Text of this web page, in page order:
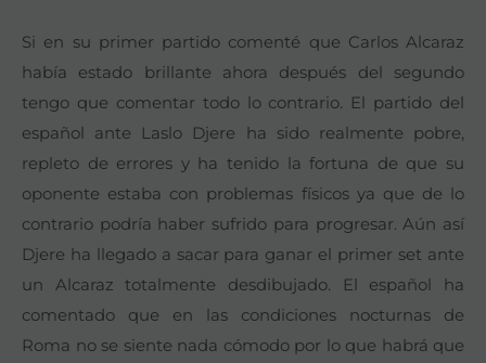
Si en su primer partido comenté que Carlos Alcaraz
había estado brillante ahora después del segundo
tengo que comentar todo lo contrario. El partido del
español ante Laslo Djere ha sido realmente pobre,
repleto de errores y ha tenido la fortuna de que su
oponente estaba con problemas físicos ya que de lo
contrario podría haber sufrido para progresar. Aún así
Djere ha llegado a sacar para ganar el primer set ante
un Alcaraz totalmente desdibujado. El español ha
comentado que en las condiciones nocturnas de
Roma no se siente nada cómodo por lo que habrá que